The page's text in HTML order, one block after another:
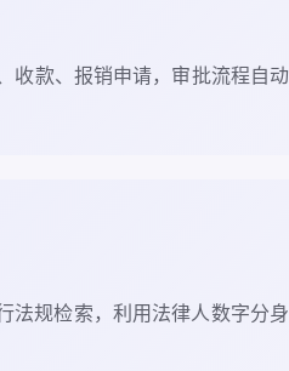
收款、报销申请，审批流程自动
法规检索，利用法律人数字分身